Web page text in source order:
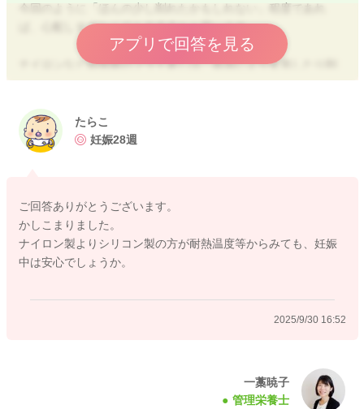
今回のように「ほんの少し削れたかもしれない」程度であれ
ば、心配しすぎなくても大丈夫かと思います。
ナイロンなど樹脂製のフライ返しは、高温により変形したり削
れたりすることがありますが、もしごく一部を一緒に食べてし
して排出されることが多いため、胎児や母体に大きな害を及ぼ
す可能性は非常に低いと考えられます。
またお力になれることがありましたらお声掛けください。
どうぞよろしくお願いいたします。
アプリで回答を見る
たらこ
妊娠28週
ご回答ありがとうございます。
かしこまりました。
ナイロン製よりシリコン製の方が耐熱温度等からみても、妊娠
中は安心でしょうか。
2025/9/30 16:52
一藁暁子
管理栄養士